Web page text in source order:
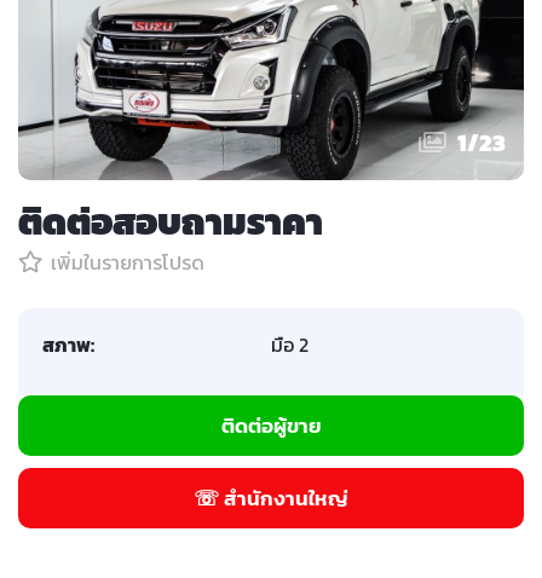
1/23
ติดต่อสอบถามราคา
เพิ่มในรายการโปรด
สภาพ: มือ 2
ติดต่อผู้ขาย
☏ สำนักงานใหญ่